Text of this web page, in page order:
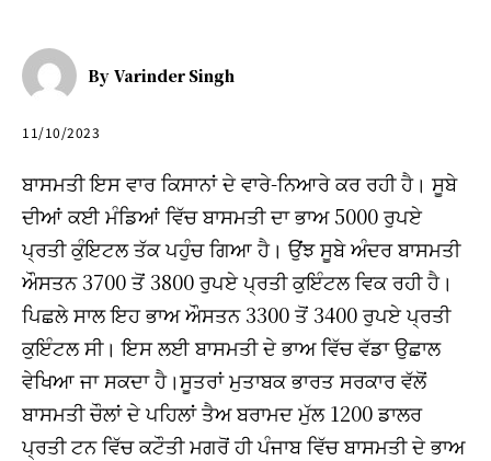
By Varinder Singh
11/10/2023
ਬਾਸਮਤੀ ਇਸ ਵਾਰ ਕਿਸਾਨਾਂ ਦੇ ਵਾਰੇ-ਨਿਆਰੇ ਕਰ ਰਹੀ ਹੈ। ਸੂਬੇ
ਦੀਆਂ ਕਈ ਮੰਡਿਆਂ ਵਿੱਚ ਬਾਸਮਤੀ ਦਾ ਭਾਅ 5000 ਰੁਪਏ
ਪ੍ਰਤੀ ਕੁੰਇਟਲ ਤੱਕ ਪਹੁੰਚ ਗਿਆ ਹੈ। ਉਂਝ ਸੂਬੇ ਅੰਦਰ ਬਾਸਮਤੀ
ਔਸਤਨ 3700 ਤੋਂ 3800 ਰੁਪਏ ਪ੍ਰਤੀ ਕੁਇੰਟਲ ਵਿਕ ਰਹੀ ਹੈ।
ਪਿਛਲੇ ਸਾਲ ਇਹ ਭਾਅ ਔਸਤਨ 3300 ਤੋਂ 3400 ਰੁਪਏ ਪ੍ਰਤੀ
ਕੁਇੰਟਲ ਸੀ। ਇਸ ਲਈ ਬਾਸਮਤੀ ਦੇ ਭਾਅ ਵਿੱਚ ਵੱਡਾ ਉਛਾਲ
ਵੇਖਿਆ ਜਾ ਸਕਦਾ ਹੈ।ਸੂਤਰਾਂ ਮੁਤਾਬਕ ਭਾਰਤ ਸਰਕਾਰ ਵੱਲੋਂ
ਬਾਸਮਤੀ ਚੌਲਾਂ ਦੇ ਪਹਿਲਾਂ ਤੈਅ ਬਰਾਮਦ ਮੁੱਲ 1200 ਡਾਲਰ
ਪ੍ਰਤੀ ਟਨ ਵਿੱਚ ਕਟੌਤੀ ਮਗਰੋਂ ਹੀ ਪੰਜਾਬ ਵਿੱਚ ਬਾਸਮਤੀ ਦੇ ਭਾਅ